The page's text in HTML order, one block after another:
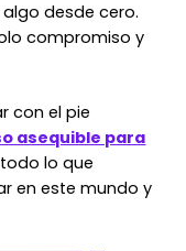
desde cero.
compromiso y
con el pie
asequible para
lo que
en este mundo y